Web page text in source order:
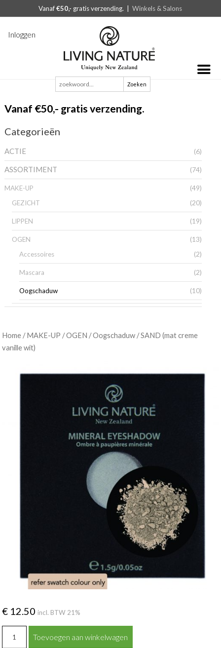
Vanaf€50,- gratis verzending. |Winkels & Salons
Inloggen
Zoeken
naar:
Vanaf €50,- gratis verzending.
Categorieën
ACTIE (6)
ASSORTIMENT (74)
MAKE-UP (49)
GEZICHT (20)
LIPPEN (19)
OGEN (13)
Accessoires (2)
Mascara (2)
Oogschaduw (10)
Home /MAKE-UP /OGEN /Oogschaduw / SAND (mat creme
vanille wit)
€ 12.50 incl. BTW 21%
(mat
Toevoegen aan winkelwagen